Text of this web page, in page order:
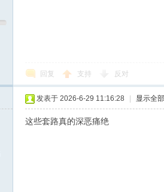
回复 支持 反对
发表于 2026-6-29 11:16:28 显示全
这些套路真的深恶痛绝